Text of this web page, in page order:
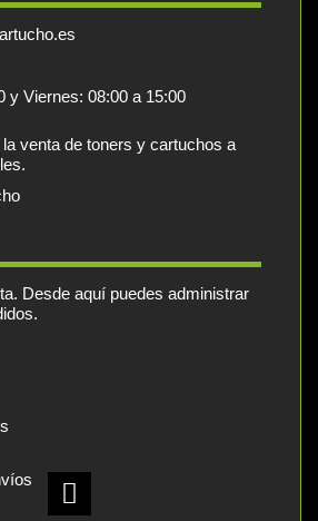
y Viernes: 08:00 a 15:00
venta de toners y cartuchos a
Desde aquí puedes administrar